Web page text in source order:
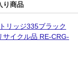
り商品
リッジ335ブラック
イクル品 RE-CRG-